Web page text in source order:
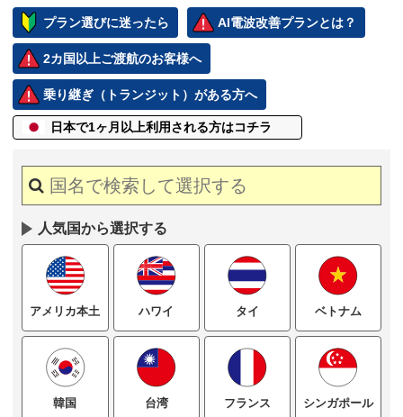
プラン選びに迷ったら AI電波改善プランとは？
2カ国以上ご渡航のお客様へ
乗り継ぎ（トランジット）がある方へ
日本で1ヶ月以上利用される方はコチラ
人気国から選択する
アメリカ本土 ハワイ タイ ベトナム
韓国 台湾 フランス シンガポール